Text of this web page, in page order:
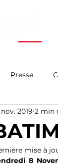
Presse
Acces
nov. 2019 2 min
mise à
8